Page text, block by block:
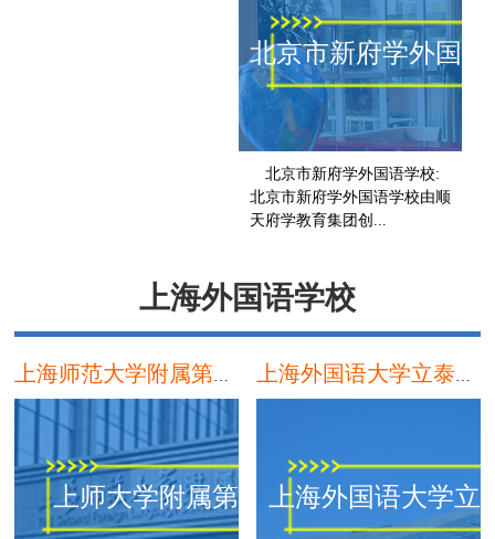
北京
北京市新府学外国语
北京市新府学外国语学校:
北京市新府学外国语学校由顺
天府学教育集团创...
上海外国语学校
上师大学附属第二外上海外国语大学立